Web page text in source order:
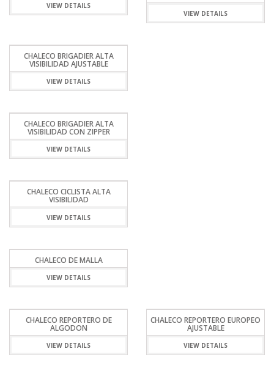
VIEW DETAILS
VIEW DETAILS
CHALECO BRIGADIER ALTA
VISIBILIDAD AJUSTABLE
VIEW DETAILS
CHALECO BRIGADIER ALTA
VISIBILIDAD CON ZIPPER
VIEW DETAILS
CHALECO CICLISTA ALTA
VISIBILIDAD
VIEW DETAILS
CHALECO DE MALLA
VIEW DETAILS
CHALECO REPORTERO DE
ALGODON
VIEW DETAILS
CHALECO REPORTERO EUROPEO
AJUSTABLE
VIEW DETAILS